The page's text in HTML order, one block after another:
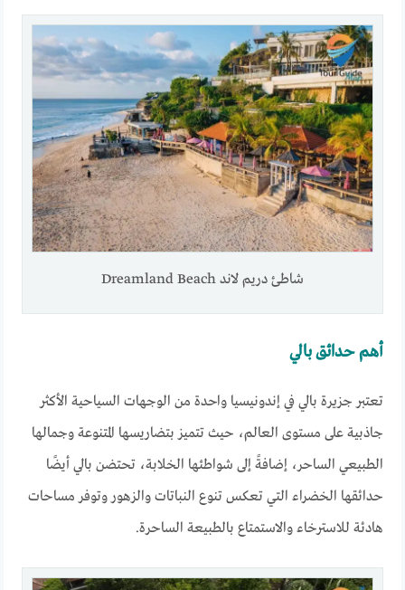
شاطئ دريم لاند Dreamland Beach
أهم حدائق بالي
تعتبر جزيرة بالي في إندونيسيا واحدة من الوجهات السياحية الأكثر
جاذبية على مستوى العالم، حيث تتميز بتضاريسها المتنوعة وجمالها
الطبيعي الساحر، إضافةً إلى شواطئها الخلابة، تحتضن بالي أيضًا
حدائقها الخضراء التي تعكس تنوع النباتات والزهور وتوفر مساحات
هادئة للاسترخاء والاستمتاع بالطبيعة الساحرة.